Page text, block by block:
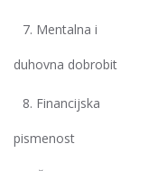
Mentalna i
duhovna dobrobit
Financijska
pismenost